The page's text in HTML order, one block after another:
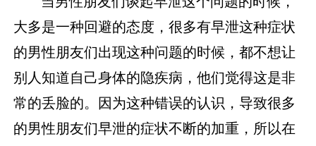
大多是一种回避的态度，很多有早泄这种症状
的男性朋友们出现这种问题的时候，都不想让
别人知道自己身体的隐疾病，他们觉得这是非
常的丢脸的。因为这种错误的认识，导致很多
的男性朋友们早泄的症状不断的加重，所以在